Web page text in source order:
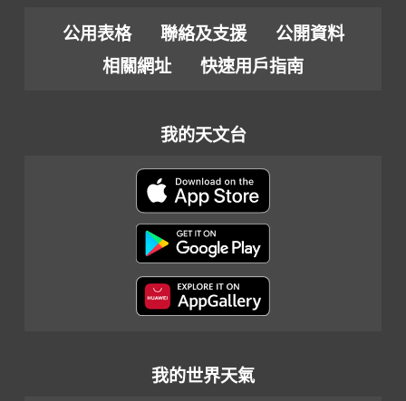
公用表格 聯絡及支援
公開資料
相關網址
快速用戶指南
我的天文台
我的世界天氣